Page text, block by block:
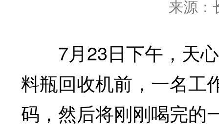
来源：
7月23日下午，天心
料瓶回收机前，一名工
码，然后将刚刚喝完的